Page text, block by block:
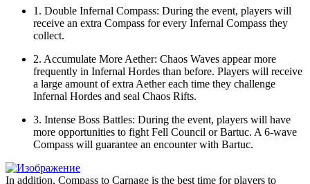
1. Double Infernal Compass: During the event, players will
receive an extra Compass for every Infernal Compass they
collect.
2. Accumulate More Aether: Chaos Waves appear more
frequently in Infernal Hordes than before. Players will receive
a large amount of extra Aether each time they challenge
Infernal Hordes and seal Chaos Rifts.
3. Intense Boss Battles: During the event, players will have
more opportunities to fight Fell Council or Bartuc. A 6-wave
Compass will guarantee an encounter with Bartuc.
In addition, Compass to Carnage is the best time for players to